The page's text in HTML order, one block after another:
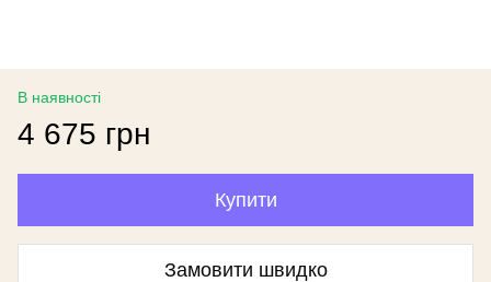
В наявності
4 675 грн
Купити
Замовити швидко